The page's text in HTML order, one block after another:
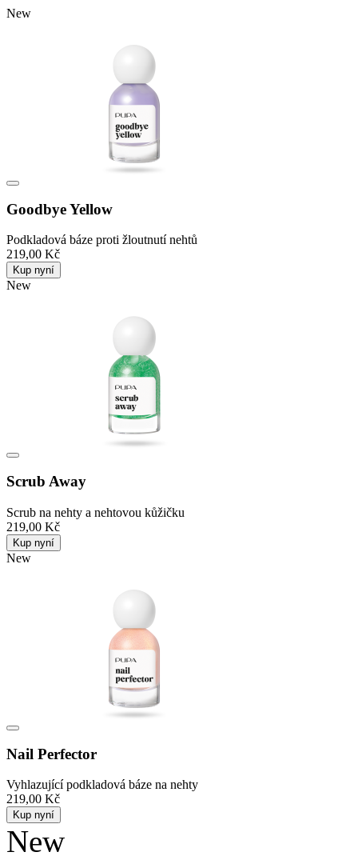
New
Goodbye Yellow
Podkladová báze proti žloutnutí nehtů
219,00 Kč
Kup nyní
New
Scrub Away
Scrub na nehty a nehtovou kůžičku
219,00 Kč
Kup nyní
New
Nail Perfector
Vyhlazující podkladová báze na nehty
219,00 Kč
Kup nyní
New